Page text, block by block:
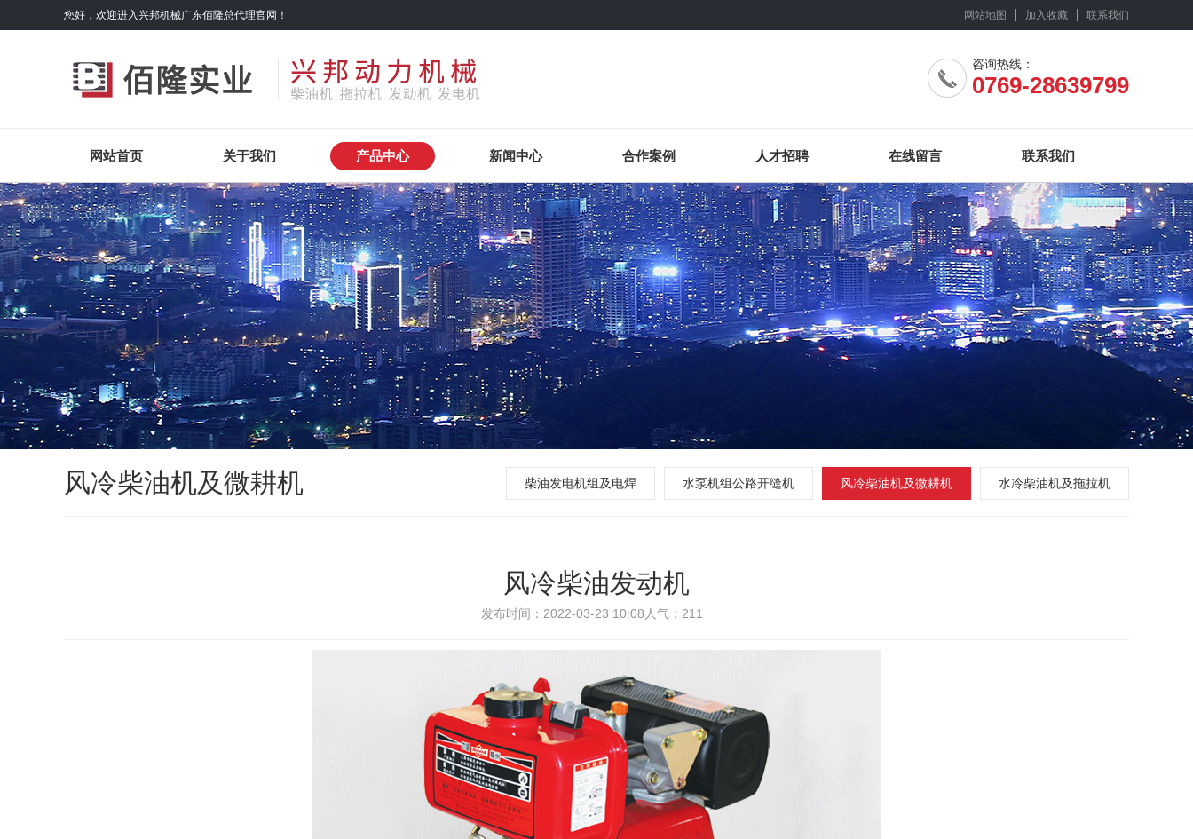
您好，欢迎进入兴邦机械广东佰隆总代理官网！ 网站地图 加入收藏 联系我们
咨询热线：
0769-28639799
网站首页 关于我们 产品中心 新闻中心 合作案例 人才招聘 在线留言 联系我们
风冷柴油机及微耕机 柴油发电机组及电焊 水泵机组公路开缝机 风冷柴油机及微耕机 水冷柴油机及拖拉机
风冷柴油发动机
发布时间：2022-03-23 10:08 人气： 211